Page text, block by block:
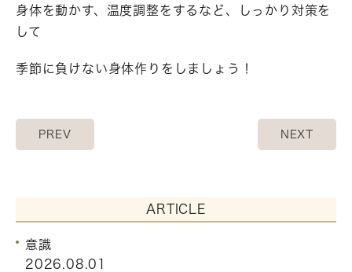
身体を動かす、温度調整をするなど、しっかり対策を
して
季節に負けない身体作りをしましょう！
PREV NEXT
ARTICLE
意識
2026.08.01